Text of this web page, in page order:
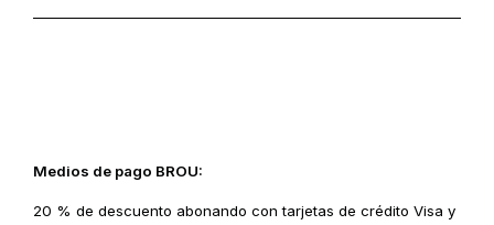
Medios de pago BROU:
20 % de descuento abonando con tarjetas de crédito Visa y